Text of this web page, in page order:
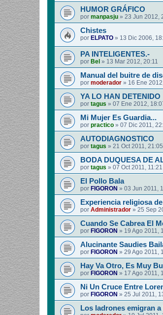
HUMOR GRÁFICO
por manpasju » 23 Jun 2012,
Chistes
por ELPATO » 13 Dic 2006,
PA INTELIGENTES.-
por Bel » 13 Mar 2012, 20:11
Manual del buitre de
por moderador » 16 Ene
YA LO HAN DETENIDO
por tagus » 07 Ene 2012,
Mi Mujer Es Guardia...
por practico » 07 Dic 2011,
AUTODIAGNOSTICO
por tagus » 21 Oct 2011, 21:05
BODA DUQUESA DE
por tagus » 07 Oct 2011, 11:21
El Pollo Bala
por FIGORON » 03 Jun 2011,
Experiencia religiosa
por Administrador » 25 Sep
Cuando Se Cabrea El
por FIGORON » 19 Ago 2011,
Alucinante Saudies
por FIGORON » 29 Ago 2011,
Hay Va Otro, Es Muy
por FIGORON » 17 Ago 2011,
Ni Un Cruce Entre
por FIGORON » 25 Jul 2011,
Los ladrones emigran a